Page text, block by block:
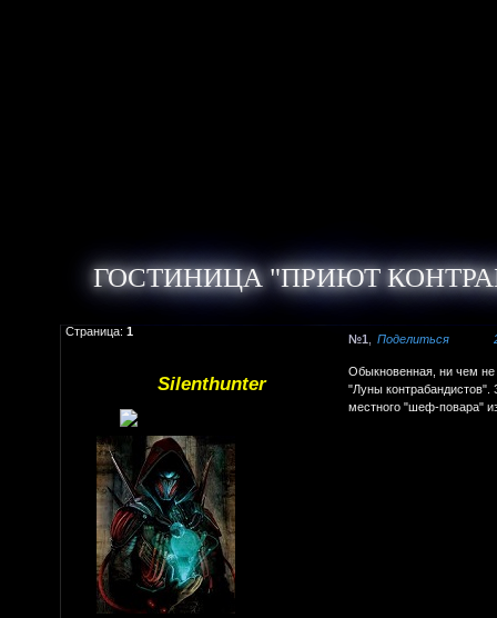
ГОСТИНИЦА "ПРИЮТ
Страница: 1
Поделиться
1
Silenthunter
Обыкновенная, ни чем
"Луны контрабандистов".
местного "шеф-повара"